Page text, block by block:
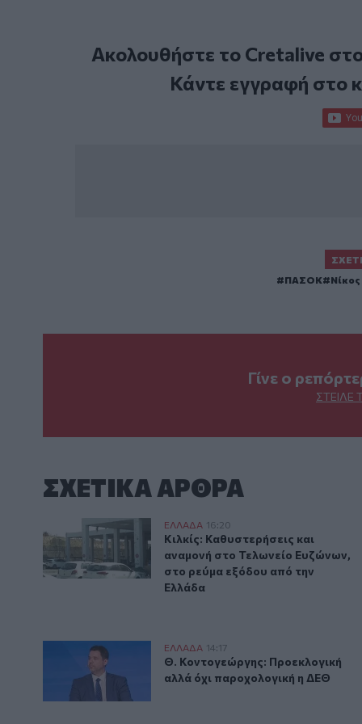
Ακολουθήστε το Cretalive
Κάντε εγγραφή στο
ΠΑΣΟΚ
Γίνε ο
ΣΤΕΊΛΕ
ΣΧΕΤΙΚA AΡΘΡΑ
Κιλκίς: Καθυστερήσεις και αναμονή στο Τελωνείο
ΕΛΛAΔΑ 16:20
Κιλκίς: Καθυστερήσεις και
Κιλκίς: Καθυστερήσεις και
αναμονή στο Τελωνείο Ευζώνων,
στο ρεύμα εξόδου από την
Ελλάδα
Θ. Κοντογεώργης: Προεκλογική αλλά όχι
ΕΛΛAΔΑ 14:17
Θ. Κοντογεώργης:
Θ. Κοντογεώργης: Προεκλογική
αλλά όχι παροχολογική η ΔΕΘ